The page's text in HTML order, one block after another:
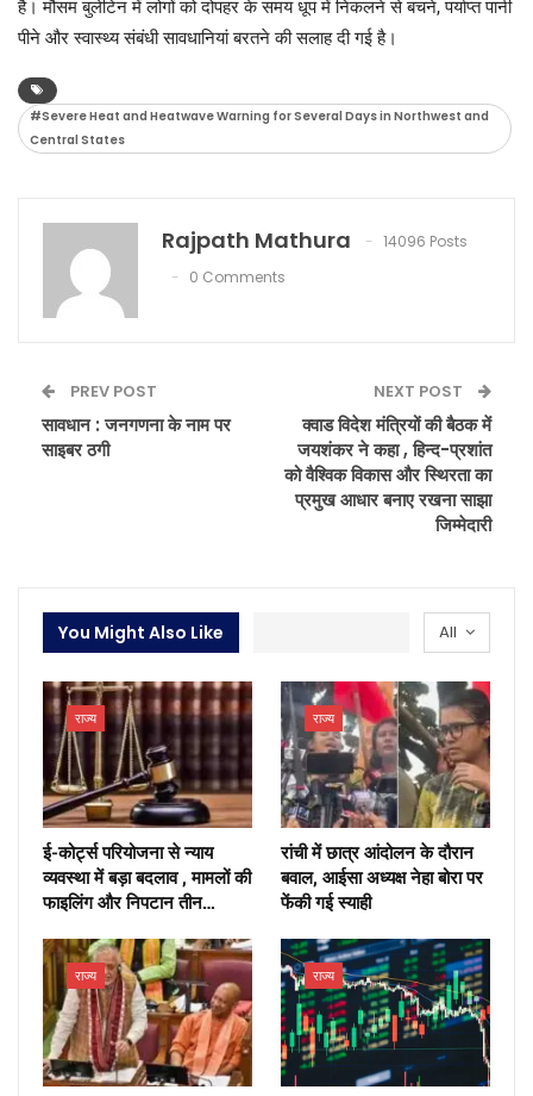
है। मौसम बुलेटिन में लोगों को दोपहर के समय धूप में निकलने से बचने, पर्याप्त पानी
पीने और स्वास्थ्य संबंधी सावधानियां बरतने की सलाह दी गई है।
#Severe Heat and Heatwave Warning for Several Days in Northwest and
Central States
Rajpath Mathura
14096 Posts
0 Comments
PREV POST
सावधान : जनगणना के नाम पर
साइबर ठगी
NEXT POST
क्वाड विदेश मंत्रियों की बैठक में
जयशंकर ने कहा , हिन्द-प्रशांत
को वैश्विक विकास और स्थिरता का
प्रमुख आधार बनाए रखना साझा
जिम्मेदारी
All
You Might Also Like
राज्य
ई-कोर्ट्स परियोजना से न्याय
व्यवस्था में बड़ा बदलाव , मामलों की
फाइलिंग और निपटान तीन…
राज्य
रांची में छात्र आंदोलन के दौरान
बवाल, आईसा अध्यक्ष नेहा बोरा पर
फेंकी गई स्याही
राज्य राज्य